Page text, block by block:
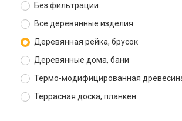
Без фильтрации
Все деревянные изделия
Деревянная рейка, брусок
Деревянные дома, бани
Термо-модифицированная
Террасная доска, планкен